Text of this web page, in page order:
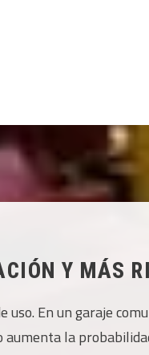
Y MÁS
En un garaje
la